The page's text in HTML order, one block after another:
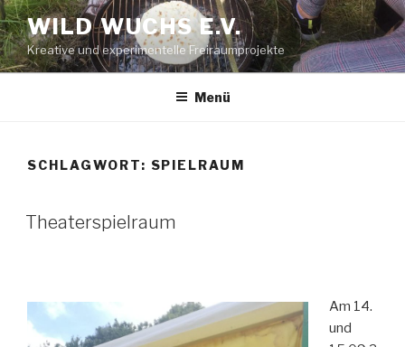
Zum
Inhalt
springen
WILD WUCHS E.V.
Kreative und experimentelle Freiraumprojekte
Menü
SCHLAGWORT: SPIELRAUM
Theaterspielraum
Am 14.
und